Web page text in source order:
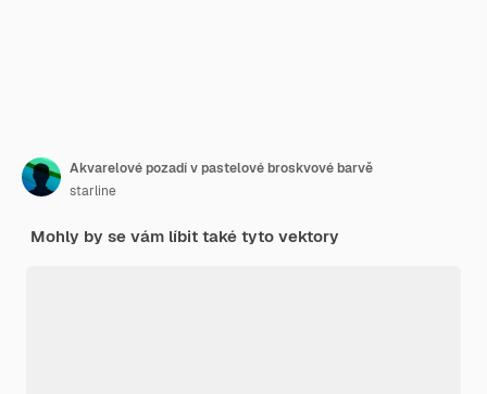
Akvarelové pozadí v pastelové broskvové barvě
starline
Mohly by se vám líbit také tyto vektory